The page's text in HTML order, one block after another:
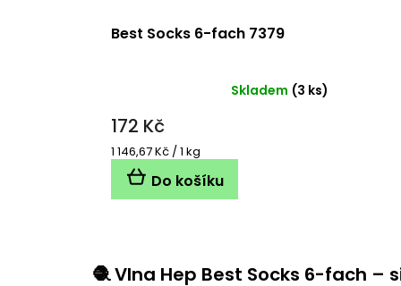
Best Socks 6-fach 7379
Skladem (3 ks)
172 Kč
Měrná
cena:
1 146,67 Kč / 1 kg
Do košíku
🧶 Vlna Hep Best Socks 6-fach